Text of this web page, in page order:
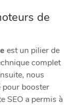
de
est un pilier de
complet
nous
pour booster
SEO a permis à